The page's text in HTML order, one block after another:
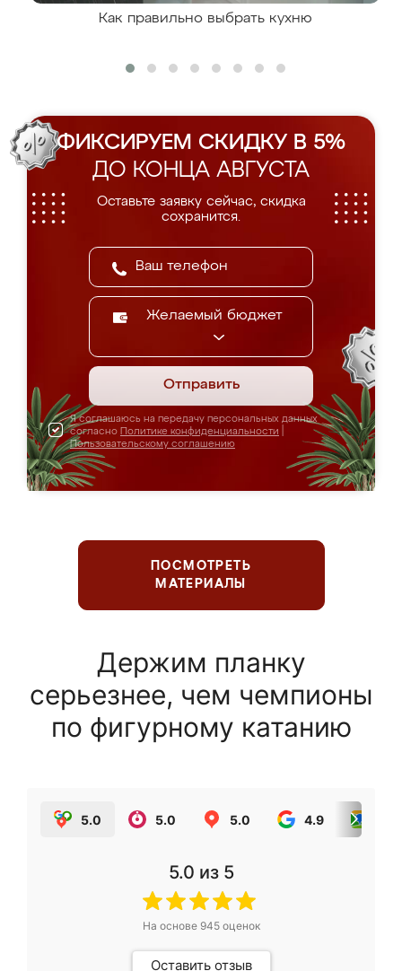
Как правильно выбрать кухню
ФИКСИРУЕМ СКИДКУ В 5%
ДО КОНЦА АВГУСТА
Оставьте заявку сейчас, скидка
сохранится.
Желаемый бюджет
Отправить
Я соглашаюсь на передачу персональных данных
согласно Политике конфиденциальности
Пользовательскому соглашению
ПОСМОТРЕТЬ
МАТЕРИАЛЫ
Держим планку
серьезнее, чем чемпионы
по фигурному катанию
5.0 5.0 5.0 4.9
5.0 из 5
На основе 945оценок
Оставить отзыв